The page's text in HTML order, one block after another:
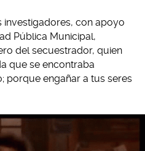
investigadores, con apoyo
Pública Municipal,
del secuestrador, quien
que se encontraba
porque engañar a tus seres